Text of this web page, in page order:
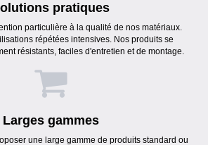
pratiques
particulière à la qualité de nos matériaux.
répétées intensives. Nos produits se
résistants, faciles d'entretien et de montage.
Larges gammes
une large gamme de produits standard ou